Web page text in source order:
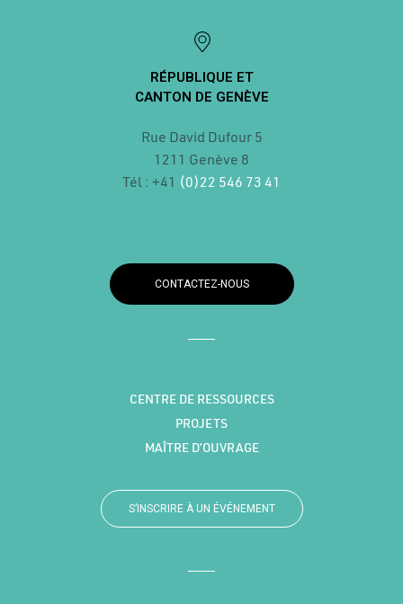
RÉPUBLIQUE ET
CANTON DE GENÈVE
Rue David Dufour 5
1211 Genève 8
Tél : +41 (0)22 546 73 41
CONTACTEZ-NOUS
CENTRE DE RESSOURCES
PROJETS
MAÎTRE D’OUVRAGE
S’INSCRIRE À UN ÉVÉNEMENT